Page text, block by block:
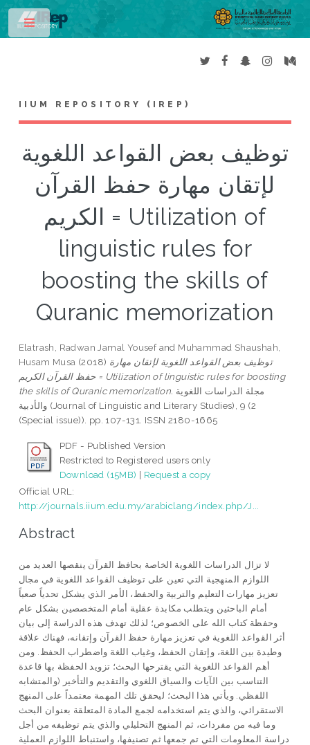
IIUM REPOSITORY (IREP)
توظيف بعض القواعد اللغوية
لإتقان مهارة حفظ القرآن
الكريم = Utilization of
linguistic rules for
boosting the skills of
Quranic memorization
Elatrash, Radwan Jamal Yousefand Muhammad Shaushah,
Husam Musa (2018) توظيف بعض القواعد اللغوية لإتقان مهارة
حفظ القرآن الكريم = Utilization of linguistic rules for boosting
the skills of Quranic memorization.
والأدبية (Journal of Linguistic and Literary Studies), 9 (2
(Special issue)). pp. 107-131. ISSN 2180-1665
PDF - Published Version
Restricted to Registered users only
Download (15MB) | Request a copy
Official URL:
http://journals.iium.edu.my/arabiclang/index.php/J...
Abstract
لا تزال الدراسات اللغوية الخاصة بحافظ القرآن ينقصها العديد من
اللوازم المنهجية التي تعين على توظيف القواعد اللغوية في مجال
تعزيز مهارات التعليم والتربية والحفظ، الأمر الذي يشكل تحدياً صعباً
أمام الباحثين ويتطلب مكابدة عقلية أمام المتخصصين بشكل عام
وحفظة كتاب الله على الخصوص؛ لذلك تهدف هذه الدراسة إلى بيان
أثر القواعد اللغوية في تعزيز مهارة حفظ القرآن وإتقانه، فهناك علاقة
وطيدة بين اللغة، وإتقان الحفظ، وغياب اللغة واضطراب الحفظ. ومن
أهم القواعد اللغوية التي يقترحها البحث؛ تزويد الحفظة بها قاعدة
التناسب بين الآيات والسياق اللغوي والتقديم والتأخير (والمتشابه
اللفظي. ويأتي هذا البحث؛ ليحقق تلك المهمة معتمداً على المنهج
الاستقرائي، والذي يتم استخدامه لجمع المادة المتعلقة بعنوان البحث
وما فيه من مفردات، ثم المنهج التحليلي والذي يتم توظيفه من أجل
دراسة المعلومات التي تم جمعها ثم تصنيفها، واستنباط اللوازم العملية
Toggle